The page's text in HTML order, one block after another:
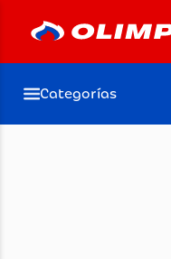
Categorías